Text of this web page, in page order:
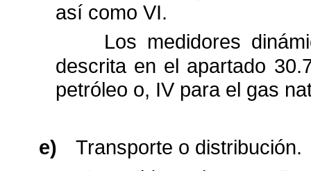
así como VI.
Los medidores
descrita en el apartado
petróleo o, IV para el gas
e)
Transporte o distribución.